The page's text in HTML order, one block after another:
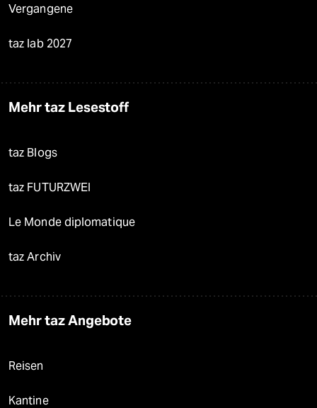
Vergangene
taz lab 2027
Mehr taz Lesestoff
taz Blogs
taz FUTURZWEI
Le Monde diplomatique
taz Archiv
Mehr taz Angebote
Reisen
Kantine